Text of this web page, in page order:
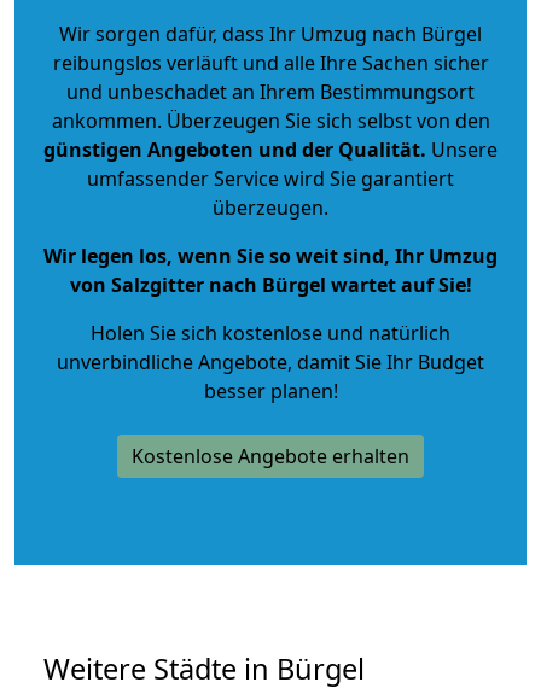
Wir sorgen dafür, dass Ihr Umzug nach Bürgel
reibungslos verläuft und alle Ihre Sachen sicher
und unbeschadet an Ihrem Bestimmungsort
ankommen. Überzeugen Sie sich selbst von den
günstigen Angeboten und der Qualität. Unsere
umfassender Service wird Sie garantiert
überzeugen.
Wir legen los, wenn Sie so weit sind, Ihr Umzug
von Salzgitter nach Bürgel wartet auf Sie!
Holen Sie sich kostenlose und natürlich
unverbindliche Angebote, damit Sie Ihr Budget
besser planen!
Kostenlose Angebote erhalten
Weitere Städte in Bürgel